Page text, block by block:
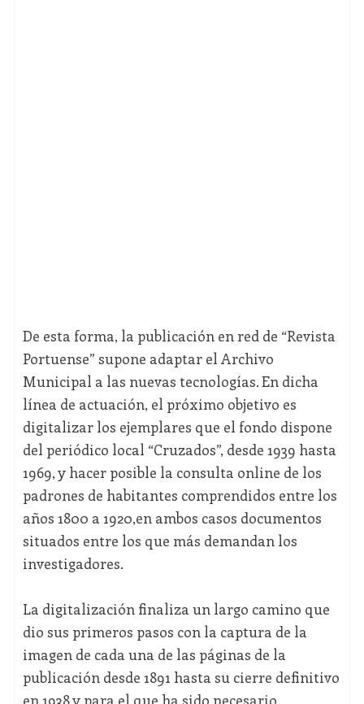
De esta forma, la publicación en red de “Revista
Portuense” supone adaptar el Archivo
Municipal a las nuevas tecnologías. En dicha
línea de actuación, el próximo objetivo es
digitalizar los ejemplares que el fondo dispone
del periódico local “Cruzados”, desde 1939 hasta
1969, y hacer posible la consulta online de los
padrones de habitantes comprendidos entre los
años 1800 a 1920,en ambos casos documentos
situados entre los que más demandan los
investigadores.
La digitalización finaliza un largo camino que
dio sus primeros pasos con la captura de la
imagen de cada una de las páginas de la
publicación desde 1891 hasta su cierre definitivo
en 1938 y para el que ha sido necesario